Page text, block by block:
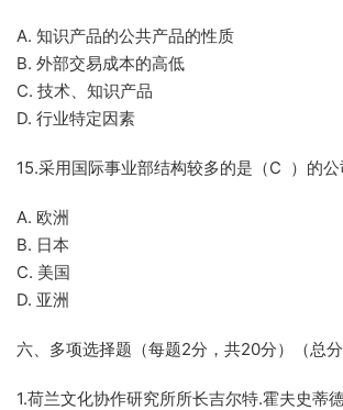
A. 知识产品的公共产品的性质
B. 外部交易成本的高低
C. 技术、知识产品
D. 行业特定因素
15.采用国际事业部结构较多的是（C ）的公
A. 欧洲
B. 日本
C. 美国
D. 亚洲
六、多项选择题（每题2分，共20分）（总分
1.荷兰文化协作研究所所长吉尔特.霍夫史蒂